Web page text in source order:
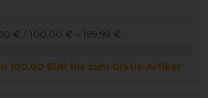
€ / 100,00 € – 199,99 €
100,00 EUR bis zum Gratis-Artikel